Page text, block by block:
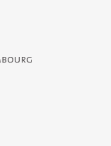
- Service